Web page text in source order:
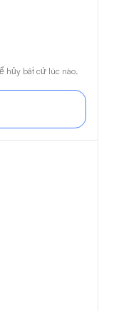
hủy bất cứ lúc nào.